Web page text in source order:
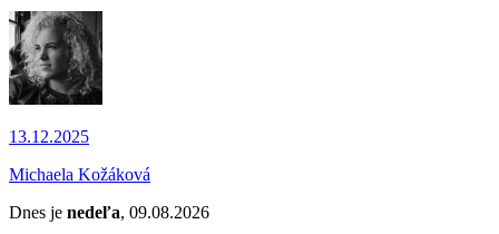
13.12.2025
Michaela Kožáková
Dnes je nedeľa, 09.08.2026